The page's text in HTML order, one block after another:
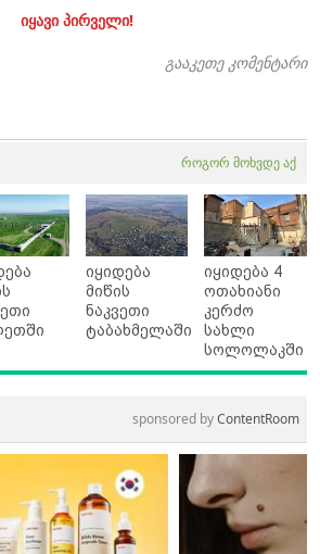
იყავი პირველი!
გააკეთე კომენტარი
როგორ მოხვდე აქ
იყიდება
მიწის
ნაკვეთი
ტაბახმელაში
იყიდება 4
ოთახიანი
კერძო
სახლი
სოლოლაკში
sponsored byContentRoom